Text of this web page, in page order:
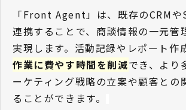
「Front Agent」は、既存のCRMや
連携することで、商談情報の一元管
実現します。活動記録やレポート作
作業に費やす時間を削減でき、より
ーケティング戦略の立案や顧客との
ることができます。